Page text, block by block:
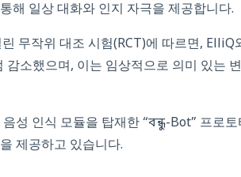
해 일상 대화와 인지 자극을 제공합니다.
무작위 대조 시험(RCT)에 따르면, ElliQ
소했으며, 이는 임상적으로 의미 있는
성 인식 모듈을 탑재한 “বন্ধু-Bot” 프로
제공하고 있습니다.